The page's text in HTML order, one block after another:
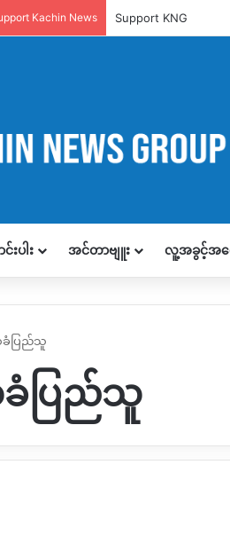
Kachin News Support KNG
းပါး အင်တာဗျူး လူ့အခွင့်အရ
ပြည်သူ
ပြည်သူ